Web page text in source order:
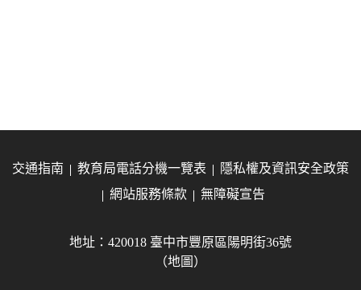
交通指南 教育局電話分機一覽表
隱私權及資訊安全政策
網站服務條款
無障礙宣告
地址：420018 臺中市豐原區陽明街36號
（地圖）